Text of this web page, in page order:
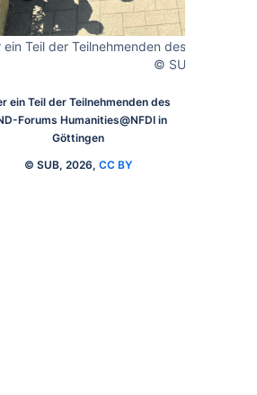
ein Teil der Teilnehmenden des GND-
© SUB, 2026,
ein Teil der Teilnehmenden des
Forums Humanities@NFDI in
Göttingen
© SUB, 2026, CC BY